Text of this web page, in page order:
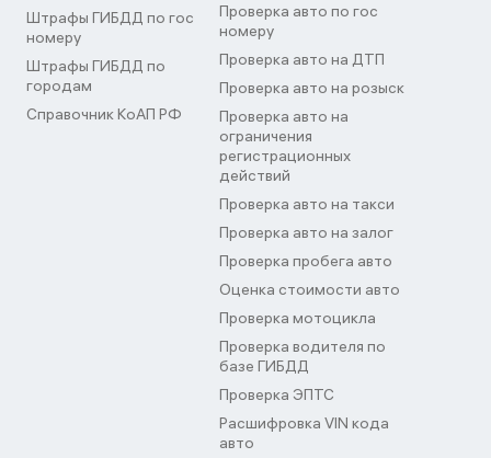
Штрафы ГИБДД по гос
номеру
Штрафы ГИБДД по
городам
Справочник КоАП РФ
Проверка авто по гос
номеру
Проверка авто на ДТП
Проверка авто на розыск
Проверка авто на
ограничения
регистрационных
действий
Проверка авто на такси
Проверка авто на залог
Проверка пробега авто
Оценка стоимости авто
Проверка мотоцикла
Проверка водителя по
базе ГИБДД
Проверка ЭПТС
Расшифровка VIN кода
авто